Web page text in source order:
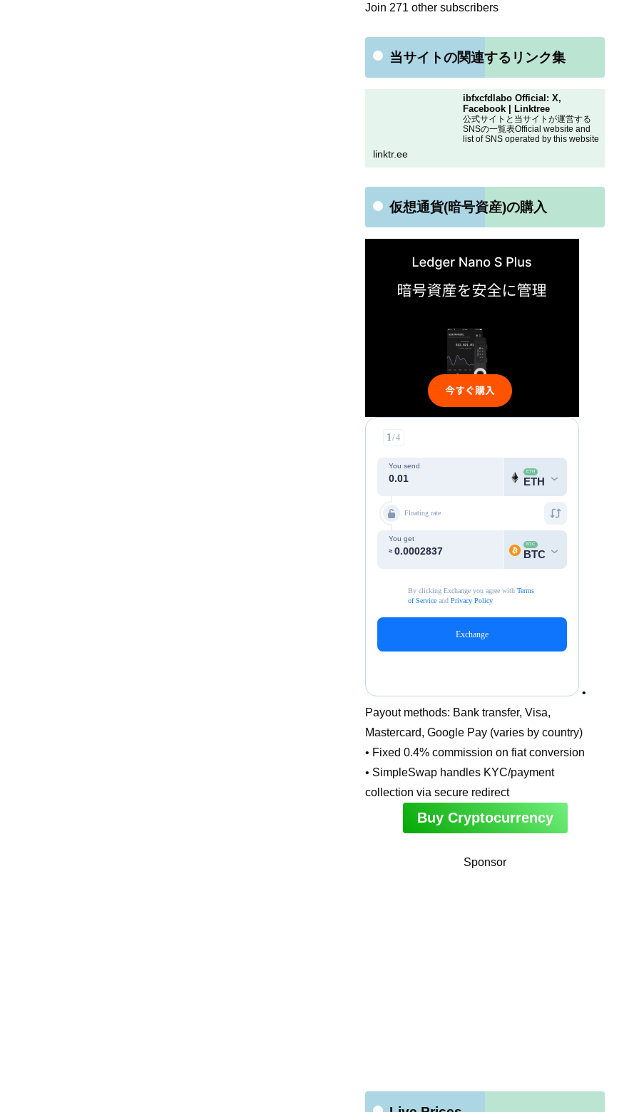
Join 271 other subscribers
当サイトの関連するリンク集
ibfxcfdlabo Official: X,
Facebook | Linktree
公式サイトと当サイトが運営する
SNSの一覧表Official website and
list of SNS operated by this website
linktr.ee
仮想通貨(暗号資産)の購入
•
Payout methods: Bank transfer, Visa,
Mastercard, Google Pay (varies by country)
• Fixed 0.4% commission on fiat conversion
• SimpleSwap handles KYC/payment
collection via secure redirect
Buy Cryptocurrency
Sponsor